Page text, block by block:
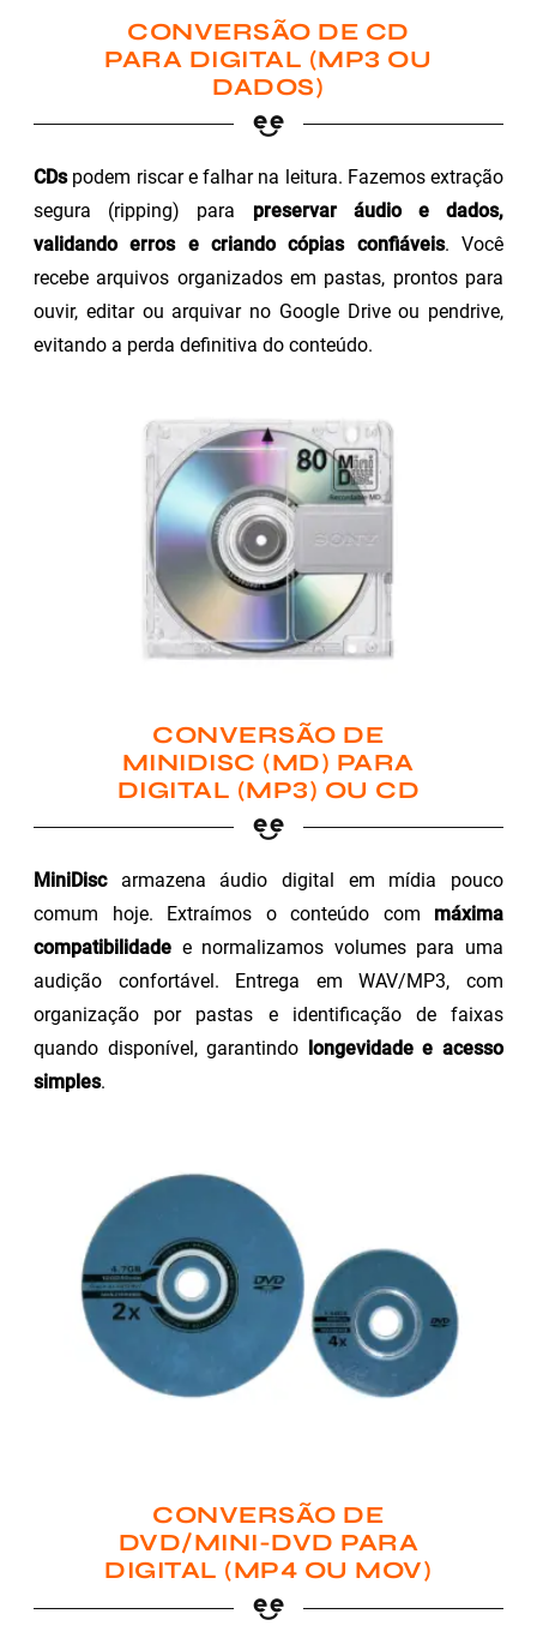
CONVERSÃO DE CD
PARA DIGITAL (MP3 OU
DADOS)
CDspodem riscar e falhar na leitura. Fazemos extração
segura (ripping) para preservar áudio e dados,
validando erros e criando cópias confiáveis. Você
recebe arquivos organizados em pastas, prontos para
ouvir, editar ou arquivar no Google Drive ou pendrive,
evitando a perda definitiva do conteúdo.
CONVERSÃO DE
MINIDISC (MD) PARA
DIGITAL (MP3) OU CD
MiniDiscarmazena áudio digital em mídia pouco
comum hoje. Extraímos o conteúdo com máxima
compatibilidade e normalizamos volumes para uma
audição confortável. Entrega em WAV/MP3, com
organização por pastas e identificação de faixas
quando disponível, garantindo longevidade e acesso
simples.
CONVERSÃO DE
DVD/MINI-DVD PARA
DIGITAL (MP4 OU MOV)